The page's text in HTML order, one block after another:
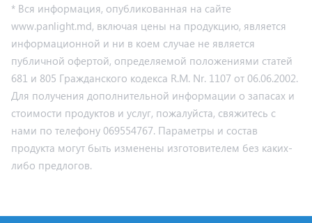
* Вся информация, опубликованная на сайте
www.panlight.md, включая цены на продукцию, является
информационной и ни в коем случае не является
публичной офертой, определяемой положениями статей
681 и 805 Гражданского кодекса R.M. Nr. 1107 от 06.06.2002.
Для получения дополнительной информации о запасах и
стоимости продуктов и услуг, пожалуйста, свяжитесь с
нами по телефону 069554767. Параметры и состав
продукта могут быть изменены изготовителем без каких-
либо предлогов.